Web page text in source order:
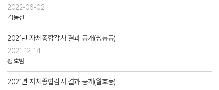
2022-06-02
김동진
2021년 자체종합감사 결과 공개(쌍봉동)
2021-12-14
황호범
2021년 자체종합감사 결과 공개(월호동)